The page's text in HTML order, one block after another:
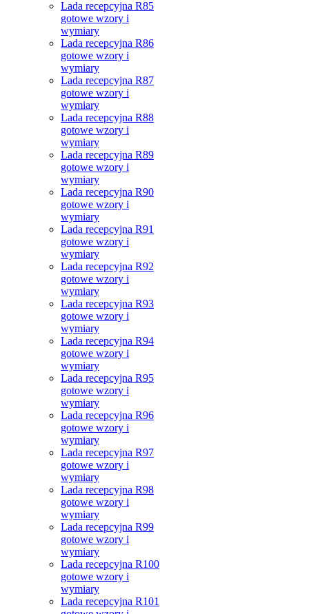
Lada recepcyjna R85
gotowe wzory i
wymiary
Lada recepcyjna R86
gotowe wzory i
wymiary
Lada recepcyjna R87
gotowe wzory i
wymiary
Lada recepcyjna R88
gotowe wzory i
wymiary
Lada recepcyjna R89
gotowe wzory i
wymiary
Lada recepcyjna R90
gotowe wzory i
wymiary
Lada recepcyjna R91
gotowe wzory i
wymiary
Lada recepcyjna R92
gotowe wzory i
wymiary
Lada recepcyjna R93
gotowe wzory i
wymiary
Lada recepcyjna R94
gotowe wzory i
wymiary
Lada recepcyjna R95
gotowe wzory i
wymiary
Lada recepcyjna R96
gotowe wzory i
wymiary
Lada recepcyjna R97
gotowe wzory i
wymiary
Lada recepcyjna R98
gotowe wzory i
wymiary
Lada recepcyjna R99
gotowe wzory i
wymiary
Lada recepcyjna R100
gotowe wzory i
wymiary
Lada recepcyjna R101